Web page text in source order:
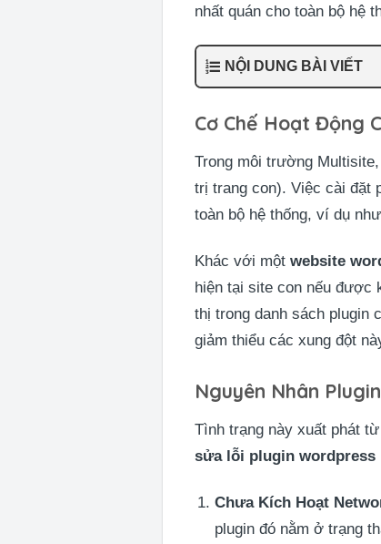
nhất quán cho toàn bộ hệ
NỘI DUNG BÀI VIẾT
Cơ Chế Hoạt Động
Trong môi trường
trị trang con). Việc cài đặt
toàn bộ hệ thống, ví dụ như
Khác với mộtwebsite
hiện tại site con nếu được
thị trong danh sách plugin
giảm thiểu các xung đột
Nguyên Nhân
Tình trạng này xuất phát
sửa lỗi plugin wordpress
Chưa Kích Hoạt
plugin đó nằm ở trạng